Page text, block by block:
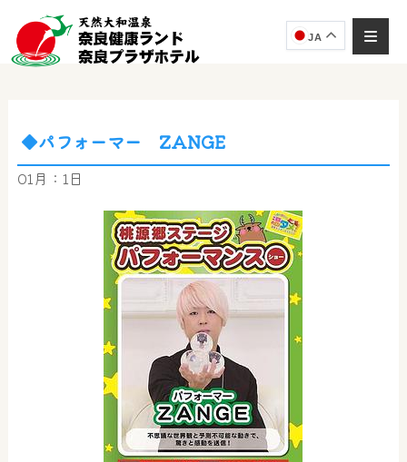
JA
◆パフォーマー ZANGE
01月：1日
奈良健康ランド AIコンシェルジュです。
ご質問をお伺いします。